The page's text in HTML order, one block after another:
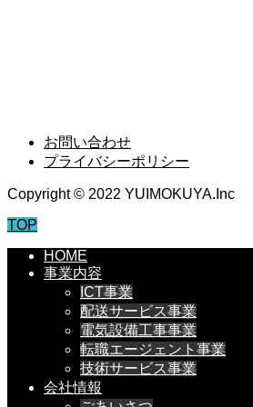
お問い合わせ
プライバシーポリシー
Copyright © 2022 YUIMOKUYA.Inc
TOP
HOME
事業内容
ICT事業
配送サービス事業
電気設備工事事業
転職エージェント事業
技術サービス事業
会社情報